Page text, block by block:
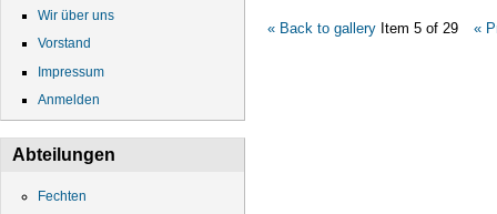
Wir über uns
Vorstand
Impressum
Anmelden
Abteilungen
Fechten
« Back to gallery Item 5 of 29 «